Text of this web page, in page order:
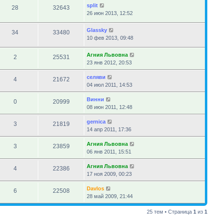
28 32643
sрlit
26 июн 2013, 12:52
34 33480
Glassky
10 фев 2013, 09:48
2 25531
Агния Львовна
23 янв 2012, 20:53
4 21672
селяви
04 июл 2011, 14:53
0 20999
Винни
08 июн 2011, 12:48
3 21819
gernica
14 апр 2011, 17:36
3 23859
Агния Львовна
06 янв 2011, 15:51
4 22386
Агния Львовна
17 ноя 2009, 00:23
6 22508
Davlos
28 май 2009, 21:44
25 тем • Страница 1 из 1